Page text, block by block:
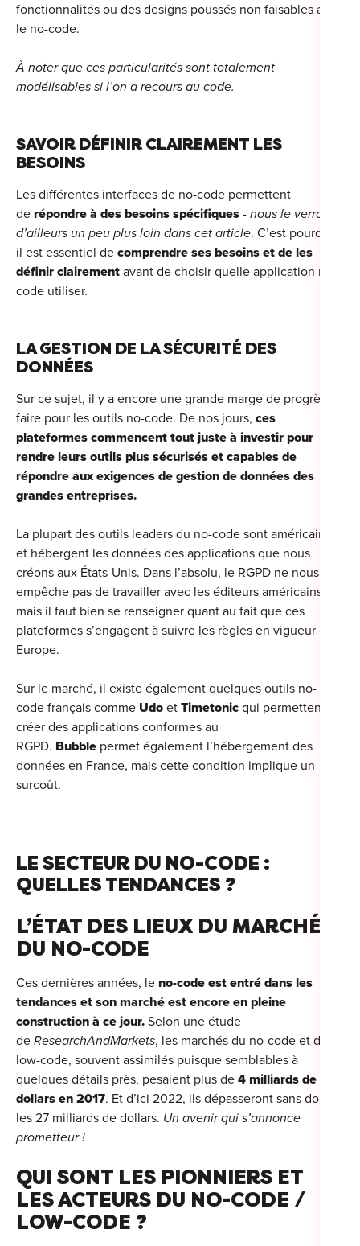
fonctionnalités ou des designs poussés non faisables avec
le no-code.
À noter que ces particularités sont totalement
modélisables si l’on a recours au code.
SAVOIR DÉFINIR CLAIREMENT LES
BESOINS
Les différentes interfaces de no-code permettent
de répondre à des besoins spécifiques - nous le verrons
d’ailleurs un peu plus loin dans cet article. C’est pourquoi
il est essentiel de comprendre ses besoins et de les
définir clairement avant de choisir quelle application no-
code utiliser.
LA GESTION DE LA SÉCURITÉ DES
DONNÉES
Sur ce sujet, il y a encore une grande marge de progrès à
faire pour les outils no-code. De nos jours, ces
plateformes commencent tout juste à investir pour
rendre leurs outils plus sécurisés et capables de
répondre aux exigences de gestion de données des
grandes entreprises.
La plupart des outils leaders du no-code sont américains
et hébergent les données des applications que nous
créons aux États-Unis. Dans l’absolu, le RGPD ne nous
empêche pas de travailler avec les éditeurs américains,
mais il faut bien se renseigner quant au fait que ces
plateformes s’engagent à suivre les règles en vigueur en
Europe.
Sur le marché, il existe également quelques outils no-
code français comme Udo et Timetonic qui permettent de
créer des applications conformes au
RGPD. Bubble permet également l’hébergement des
données en France, mais cette condition implique un
surcoût.
LE SECTEUR DU NO-CODE :
QUELLES TENDANCES ?
L’ÉTAT DES LIEUX DU MARCHÉ
DU NO-CODE
Ces dernières années, le no-code est entré dans les
tendances et son marché est encore en pleine
construction à ce jour. Selon une étude
de ResearchAndMarkets, les marchés du no-code et du
low-code, souvent assimilés puisque semblables à
quelques détails près, pesaient plus de 4 milliards de
dollars en 2017. Et d’ici 2022, ils dépasseront sans doute
les 27 milliards de dollars. Un avenir qui s’annonce
prometteur !
QUI SONT LES PIONNIERS ET
LES ACTEURS DU NO-CODE /
LOW-CODE ?